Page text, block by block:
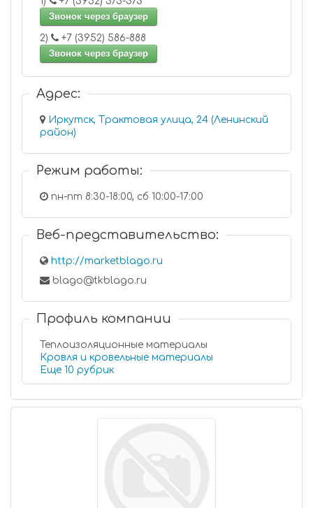
Звонок через браузер
2)
+7 (3952) 586-888
Звонок через браузер
Адрес:
Иркутск, Трактовая улица, 24 (Ленинский
район)
Режим работы:
пн-пт 8:30-18:00, сб 10:00-17:00
Веб-представительство:
http://marketblago.ru
blago@tkblago.ru
Профиль компании
Теплоизоляционные материалы
Кровля и кровельные материалы
Еще 10 рубрик